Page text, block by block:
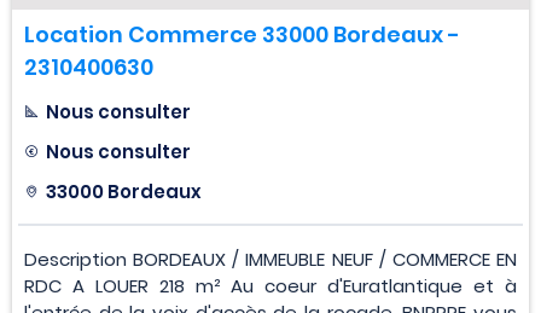
Location Commerce 33000 Bordeaux -
2310400630
Nous consulter
Nous consulter
33000 Bordeaux
Description BORDEAUX / IMMEUBLE NEUF / COMMERCE EN
RDC A LOUER 218 m² Au coeur d'Euratlantique et à